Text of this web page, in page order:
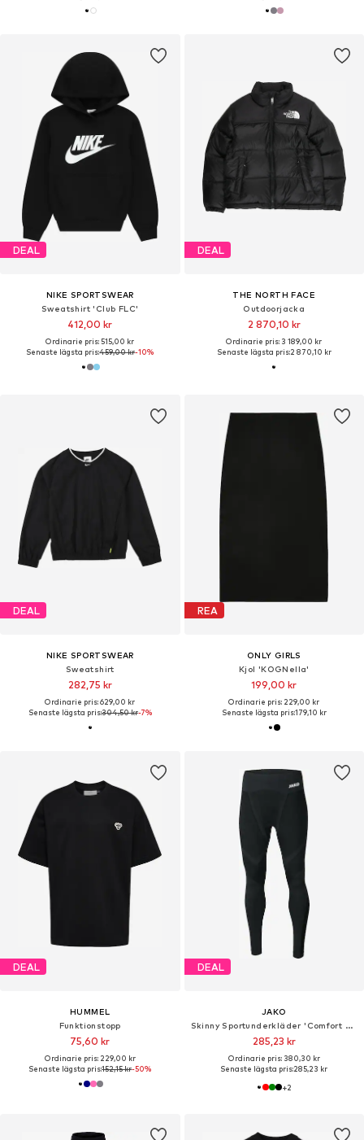
DEAL
NIKE SPORTSWEAR
Sweatshirt 'Club FLC'
412,00 kr
Ordinarie pris: 515,00 kr
Senaste lägsta pris:459,00 kr-10%
DEAL
THE NORTH FACE
Outdoorjacka
2 870,10 kr
Ordinarie pris: 3 189,00 kr
Senaste lägsta pris:2 870,10 kr
DEAL
NIKE SPORTSWEAR
Sweatshirt
282,75 kr
Ordinarie pris: 629,00 kr
Senaste lägsta pris:304,50 kr-7%
REA
ONLY GIRLS
Kjol 'KOGNella'
199,00 kr
Ordinarie pris: 229,00 kr
Senaste lägsta pris:179,10 kr
DEAL
HUMMEL
Funktionstopp
75,60 kr
Ordinarie pris: 229,00 kr
Senaste lägsta pris:152,15 kr-50%
DEAL
JAKO
Skinny Sportunderkläder 'Comfort 2.0'
285,23 kr
Ordinarie pris: 380,30 kr
Senaste lägsta pris:285,23 kr
+2